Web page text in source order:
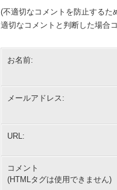
(不適切なコメントを防止するた
適切なコメントと判断した場合
お名前:
メールアドレス:
URL:
コメント
(HTMLタグは使用できません)